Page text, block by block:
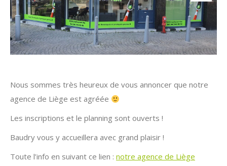
Nous sommes très heureux de vous annoncer que notre
agence de Liège est agréée
Les inscriptions et le planning sont ouverts !
Baudry vous y accueillera avec grand plaisir !
Toute l’info en suivant ce lien : notre agence de Liège